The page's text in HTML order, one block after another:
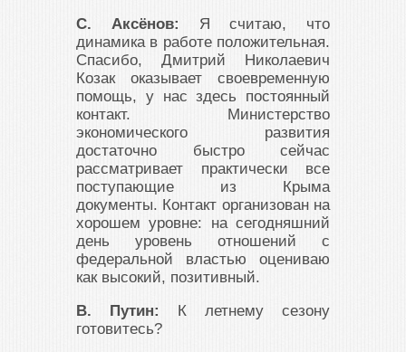
С. Аксёнов: Я считаю, что
динамика в работе положительная.
Спасибо, Дмитрий Николаевич
Козак оказывает своевременную
помощь, у нас здесь постоянный
контакт. Министерство
экономического развития
достаточно быстро сейчас
рассматривает практически все
поступающие из Крыма
документы. Контакт организован на
хорошем уровне: на сегодняшний
день уровень отношений с
федеральной властью оцениваю
как высокий, позитивный.
В. Путин:
К летнему сезону
готовитесь?